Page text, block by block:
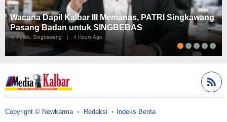
Wacana Dapil Kalbar III Memanas, PATRI Singkawang
Pasang Badan untuk SINGBEBAS
In Politik, Singkawang 4 Hours Ago
Copyright © Newkarma Redaksi Indeks Berita